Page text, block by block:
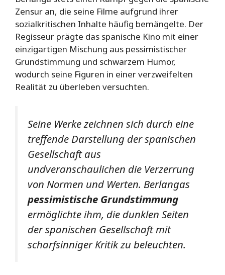
Zensur an, die seine Filme aufgrund ihrer
sozialkritischen Inhalte häufig bemängelte. Der
Regisseur prägte das spanische Kino mit einer
einzigartigen Mischung aus pessimistischer
Grundstimmung und schwarzem Humor,
wodurch seine Figuren in einer verzweifelten
Realität zu überleben versuchten.
Seine Werke zeichnen sich durch eine
treffende Darstellung der spanischen
Gesellschaft aus
undveranschaulichen die Verzerrung
von Normen und Werten. Berlangas
pessimistische Grundstimmung
ermöglichte ihm, die dunklen Seiten
der spanischen Gesellschaft mit
scharfsinniger Kritik zu beleuchten.